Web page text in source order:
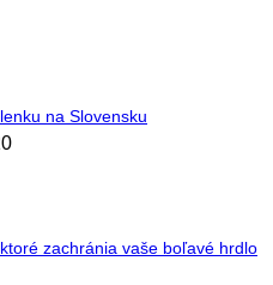
na Slovensku
zachránia vaše boľavé hrdlo